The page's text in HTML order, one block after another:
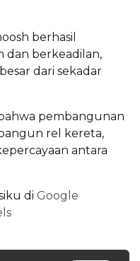
berhasil
dan berkeadilan,
dari sekadar
pembangunan
rel kereta,
antara
di Google